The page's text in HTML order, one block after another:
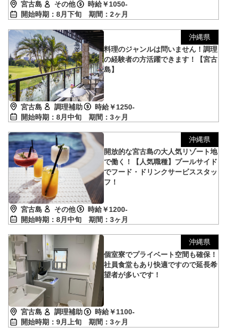
宮古島 その他
時給￥1050-
開始時期：8月下旬 期間：2ヶ月
沖縄県
料理のジャンルは問いません！調理
の経験者の方活躍できます！【宮古
島】
宮古島 調理補助
時給￥1250-
開始時期：8月中旬 期間：3ヶ月
沖縄県
開放的な宮古島の大人気リゾート地
で働く！【人気職種】プールサイド
でフード・ドリンクサービススタッ
フ！
宮古島 その他
時給￥1200-
開始時期：8月中旬 期間：3ヶ月
沖縄県
個室寮でプライベート空間も確保！
社員食堂もあり快適ですので延長希
望者が多いです！
宮古島 調理補助
時給￥1100-
開始時期：9月上旬 期間：3ヶ月